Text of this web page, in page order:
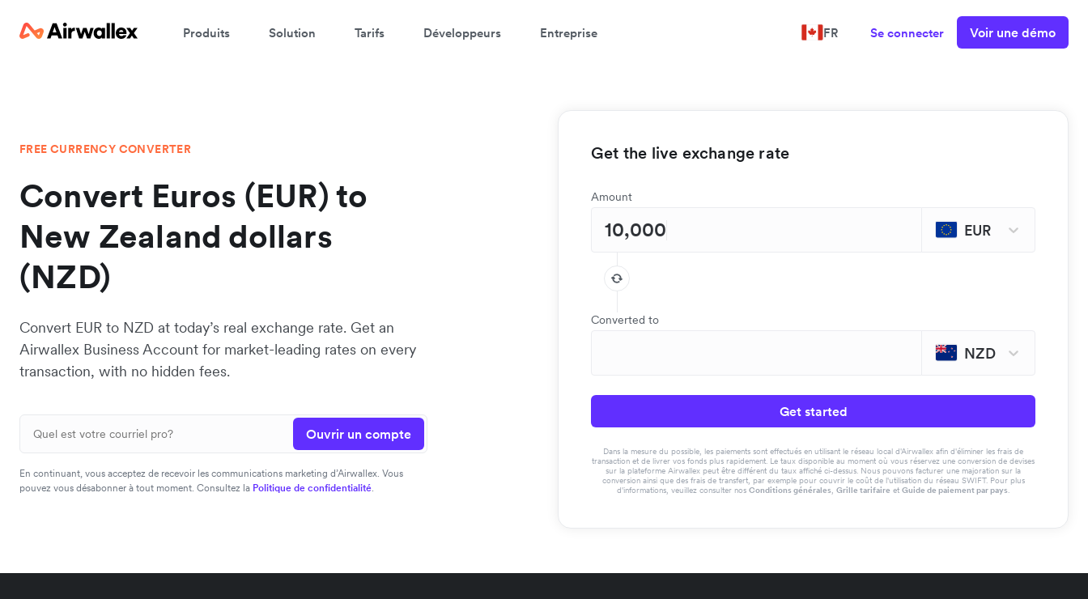
Produits Solution Tarifs Développeurs Entreprise FR Se connecter Voir une démo
FREE CURRENCY CONVERTER
Convert Euros (EUR) to
New Zealand dollars
(NZD)
Convert EUR to NZD at today’s real exchange rate. Get an
Airwallex Business Account for market-leading rates on every
transaction, with no hidden fees.
Ouvrir un compte
En continuant, vous acceptez de recevoir les communications marketing d’Airwallex. Vous
pouvez vous désabonner à tout moment. Consultez la Politique de confidentialité.
Get the live exchange rate
Amount
EUR
Converted to
NZD
Get started
Dans la mesure du possible, les paiements sont effectués en utilisant le réseau local d'Airwallex afin d'éliminer les frais de
transaction et de livrer vos fonds plus rapidement. Le taux disponible au moment où vous réservez une conversion de devises
sur la plateforme Airwallex peut être différent du taux affiché ci-dessus. Nous pouvons facturer une majoration sur la
conversion ainsi que des frais de transfert, par exemple pour couvrir le coût de l'utilisation du réseau SWIFT. Pour plus
d'informations, veuillez consulter nos Conditions générales Grille tarifaire et Guide de paiement par pays